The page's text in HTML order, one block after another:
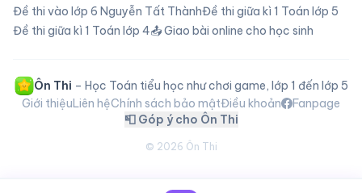
Đề thi vào lớp 6 Nguyễn Tất ThànhĐề thi giữa kì 1 Toán lớp 5
Đề thi giữa kì 1 Toán lớp 4📤 Giao bài online cho học sinh
Ôn Thi – Học Toán tiểu học như chơi game, lớp 1 đến lớp 5
Giới thiệuLiên hệChính sách bảo mậtĐiều khoản
Fanpage
📮 Góp ý cho Ôn Thi
© 2026 Ôn Thi